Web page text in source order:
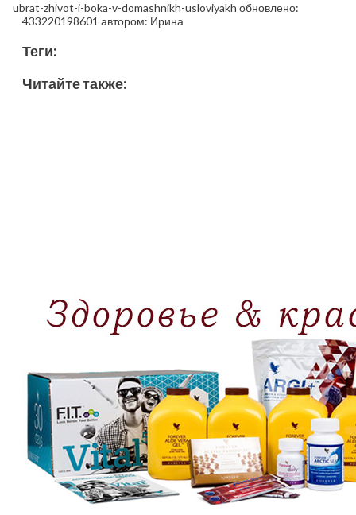
ubrat-zhivot-i-boka-v-domashnikh-usloviyakh обновлено:
433220198601 автором: Ирина
Теги:
Читайте также: